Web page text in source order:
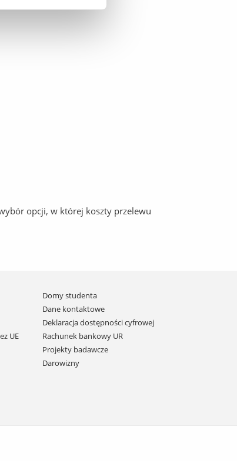
opcji, w której koszty przelewu
UE
Domy studenta
Dane kontaktowe
Deklaracja dostępności cyfrowej
Rachunek bankowy UR
Projekty badawcze
Darowizny